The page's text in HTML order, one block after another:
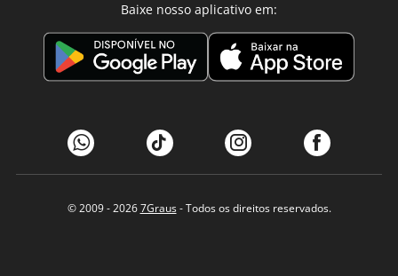
Baixe nosso aplicativo em:
© 2009 - 20267Graus- Todos os direitos reservados.